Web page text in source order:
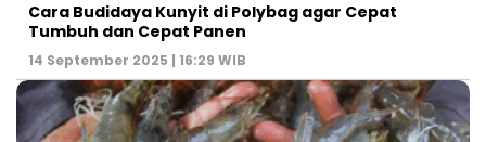
Cara Budidaya Kunyit di Polybag agar Cepat
Tumbuh dan Cepat Panen
14 September 2025 | 16:29 WIB